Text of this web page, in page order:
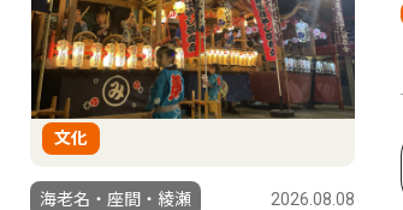
文化
海老名・座間・綾瀬 2026.08.08